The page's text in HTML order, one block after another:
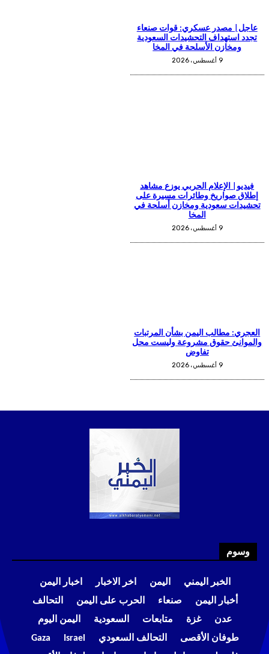
وسوم
الخبر اليمني اليمن اخر الاخبار
اخبار اليمن
أخبار اليمن
صنعاء الحرب على اليمن
التحالف
عدن
غزة متابعات السعودية
اليمن اليوم
طوفان الأقصى
التحالف السعودي Israel
Gaza